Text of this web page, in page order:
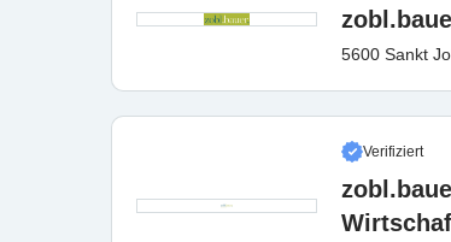
5600 Sankt
Verifiziert